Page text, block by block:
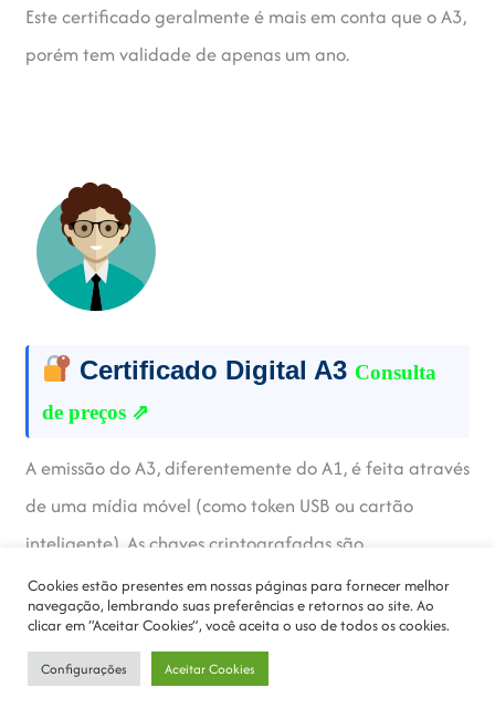
Este certificado geralmente é mais em conta que o A3,
porém tem validade de apenas um ano.
Certificado Digital A3 Consulta
de preços ⇗
A emissão do A3, diferentemente do A1, é feita através
de uma mídia móvel (como token USB ou cartão
inteligente). As chaves criptografadas são
armazenadas nesses dispositivos, que geram chaves de
segurança para o usuário. Ele não pode ter uso
simultâneo de dispositivos, podendo ser utilizado em
um computador por vez apenas.
Cookies estão presentes em nossas páginas para fornecer melhor
navegação, lembrando suas preferências e retornos ao site. Ao
clicar em “Aceitar Cookies”, você aceita o uso de todos os cookies.
Configurações Aceitar Cookies